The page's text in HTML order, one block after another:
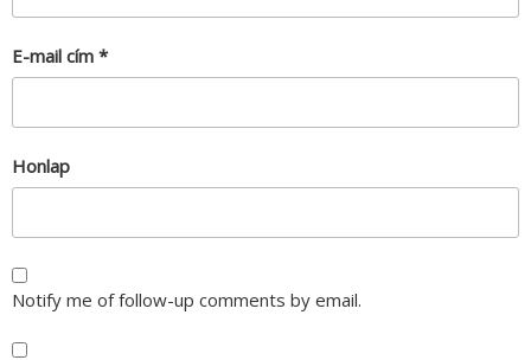
E-mail cím *
Honlap
Notify me of follow-up comments by email.